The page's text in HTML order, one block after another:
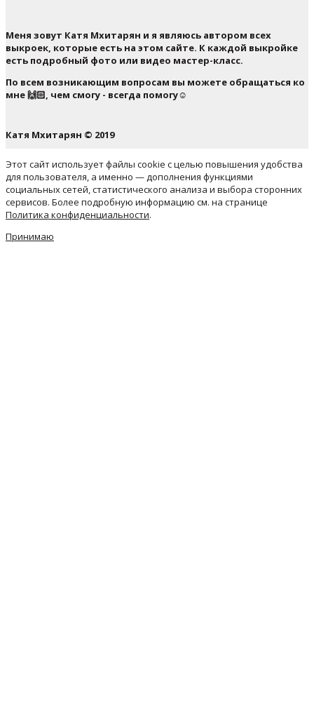
Меня зовут Катя Мхитарян и я являюсь автором всех
выкроек, которые есть на этом сайте. К каждой выкройке
есть подробный фото или видео мастер-класс.
По всем возникающим вопросам вы можете обращаться ко
мне 🙌🏻, чем смогу - всегда помогу☺️
Катя Мхитарян © 2019
Этот сайт использует файлы cookie с целью повышения удобства
для пользователя, а именно — дополнения функциями
социальных сетей, статистического анализа и выбора сторонних
сервисов. Более подробную информацию см. на странице
Политика конфиденциальности.
Принимаю